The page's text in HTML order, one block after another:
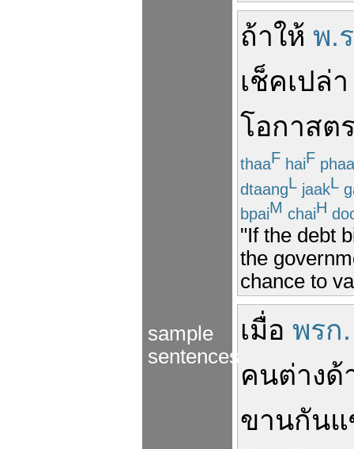
sample
sentences
ถ้าให้ พ.
เช็คเปล่า
โอกาสต
thaaF haiF
dtaangL jaakL
bpaiM chaiH
"If the debt
the
chance to
เมื่อ พรก.
คนต่างด้
ขานกัน